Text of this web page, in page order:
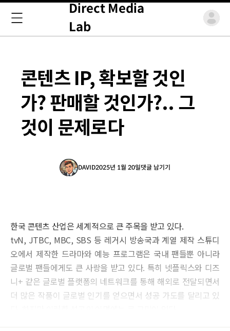
Direct Media
Lab
콘텐츠 IP, 확보할 것인
가? 판매할 것인가?.. 그
것이 문제로다
DAVID2025년 1월 20일댓글 남기기
한국 콘텐츠 산업은 세계적으로 큰 주목을 받고 있다.
tvN, JTBC, MBC, SBS 등 레거시 방송국과 계열 제작 스튜디
오에서 제작한 드라마와 예능 프로그램은 국내 팬들뿐 아니라
글로벌 팬들에게도 큰 사랑을 받고 있다. 특히 넷플릭스와 디즈
니+ 같은 글로벌 플랫폼의 네트워크를 통해 해외로 전달되면서
더 많은 작품이 글로벌 인기를 얻으면서 성공 가도를 달리고 있